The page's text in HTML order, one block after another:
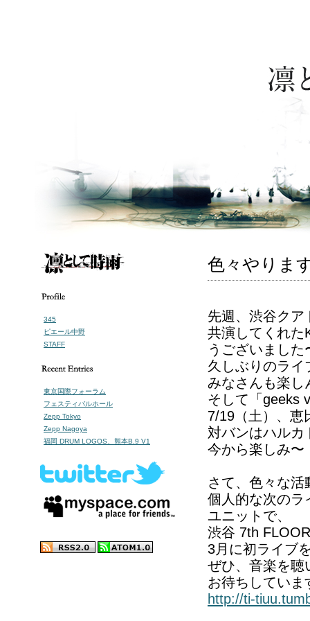
345
ピエール中野
STAFF
東京国際フォーラム
フェスティバルホール
Zepp Tokyo
Zepp Nagoya
福岡 DRUM LOGOS、熊本B.9 V1
色々やりま
先週、渋谷クア
共演してくれた
うございました
久しぶりのライ
みなさんも楽し
そして「geeks
7/19（土）、恵
対バンはハルカ
今から楽しみ〜
さて、色々な
個人的な次のラ
ユニットで、
渋谷 7th
3月に初ライブ
ぜひ、音楽を聴
お待ちしていま
http://ti-